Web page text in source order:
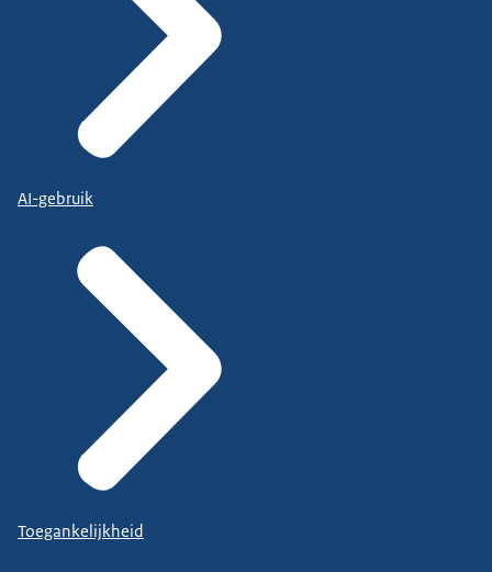
AI-gebruik
Toegankelijkheid